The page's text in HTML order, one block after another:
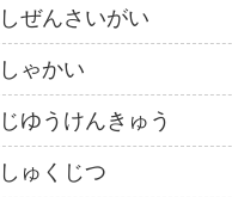
しぜんさいがい
しゃかい
じゆうけんきゅう
しゅくじつ